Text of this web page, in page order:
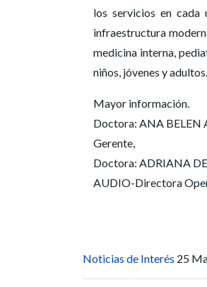
los servicios en cada
infraestructura
medicina interna,
niños, jóvenes y adultos.
Mayor información.
Doctora: ANA BELEN
Gerente,
Doctora: ADRIANA
AUDIO-Directora
Noticias de Interés 25